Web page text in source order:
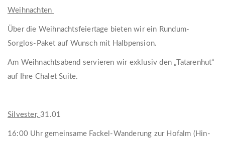
Weihnachten
Über die Weihnachtsfeiertage bieten wir ein Rundum-
Sorglos-Paket auf Wunsch mit Halbpension.
Am Weihnachtsabend servieren wir exklusiv den „Tatarenhut“
auf Ihre Chalet Suite.
Silvester,31.01
16:00 Uhr gemeinsame Fackel-Wanderung zur Hofalm (Hin-